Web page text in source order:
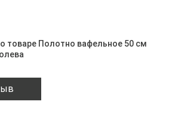
товаре Полотно вафельное 50 см